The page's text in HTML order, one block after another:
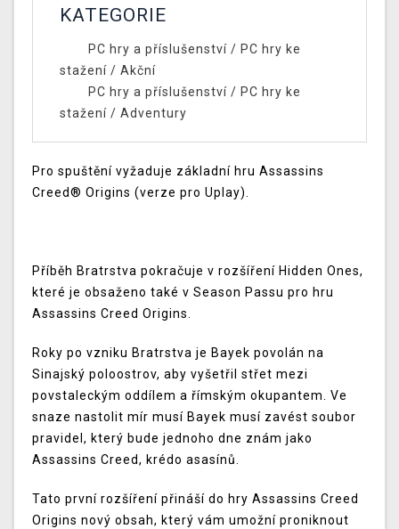
KATEGORIE
PC hry a příslušenství/ PC hry ke
stažení / Akční
PC hry a příslušenství/ PC hry ke
stažení / Adventury
Pro spuštění vyžaduje základní hru Assassins
Creed® Origins (verze pro Uplay).
Příběh Bratrstva pokračuje v rozšíření Hidden Ones,
které je obsaženo také v Season Passu pro hru
Assassins Creed Origins.
Roky po vzniku Bratrstva je Bayek povolán na
Sinajský poloostrov, aby vyšetřil střet mezi
povstaleckým oddílem a římským okupantem. Ve
snaze nastolit mír musí Bayek musí zavést soubor
pravidel, který bude jednoho dne znám jako
Assassins Creed, krédo asasínů.
Tato první rozšíření přináší do hry Assassins Creed
Origins nový obsah, který vám umožní proniknout